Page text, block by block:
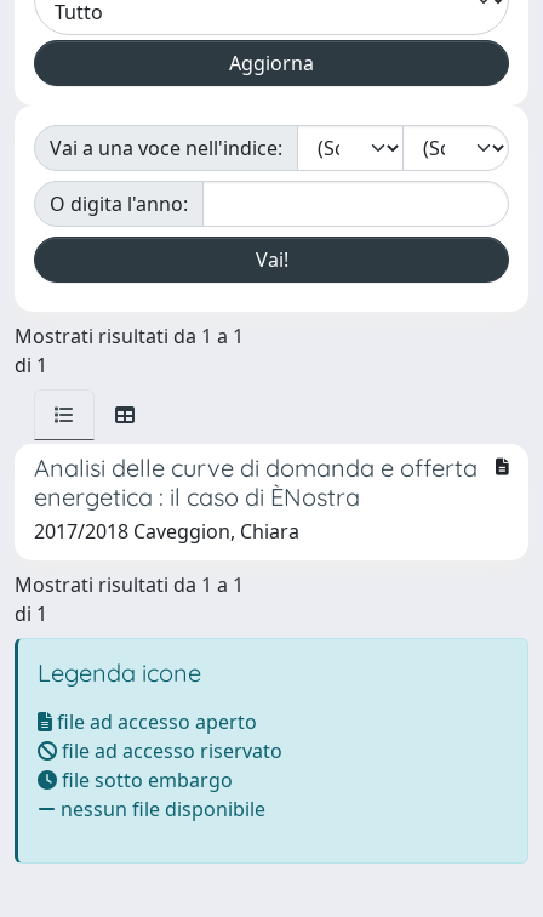
Vai a una voce nell'indice:
O digita l'anno:
Mostrati risultati da 1 a 1
di 1
Analisi delle curve di domanda e offerta
energetica : il caso di ÈNostra
2017/2018 Caveggion, Chiara
Mostrati risultati da 1 a 1
di 1
Legenda icone
file ad accesso aperto
file ad accesso riservato
file sotto embargo
nessun file disponibile